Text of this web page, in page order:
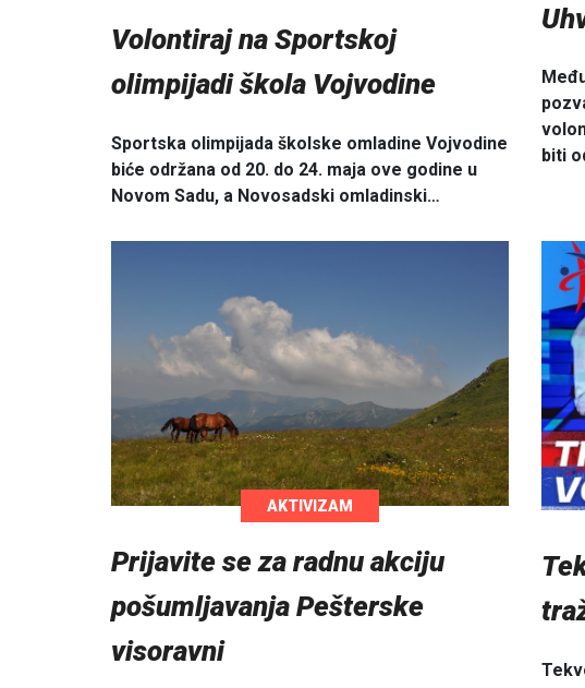
Volontiraj na Sportskoj
olimpijadi škola Vojvodine
Sportska olimpijada školske omladine Vojvodine
biće održana od 20. do 24. maja ove godine u
Novom Sadu, a Novosadski omladinski…
biti
AKTIVIZAM
Prijavite se za radnu akciju
pošumljavanja Pešterske
visoravni